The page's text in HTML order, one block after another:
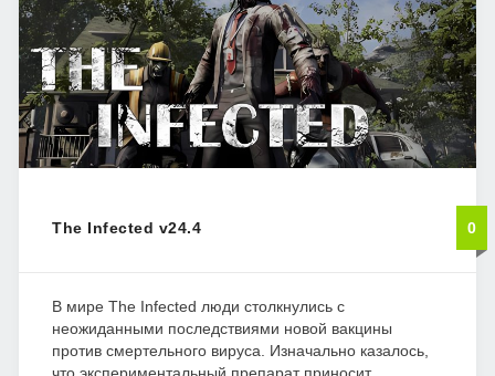
The Infected v24.4 0
В мире The Infected люди столкнулись с
неожиданными последствиями новой вакцины
против смертельного вируса. Изначально казалось,